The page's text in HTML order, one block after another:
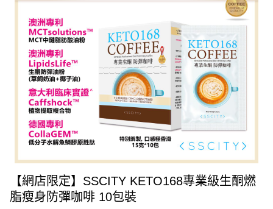
【網店限定】SSCITY KETO168專業級生酮燃
脂瘦身防彈咖啡 10包裝